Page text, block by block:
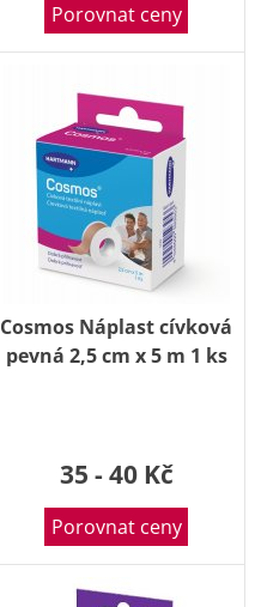
Porovnat ceny
Cosmos Náplast cívková
pevná 2,5 cm x 5 m 1 ks
35 - 40 Kč
Porovnat ceny